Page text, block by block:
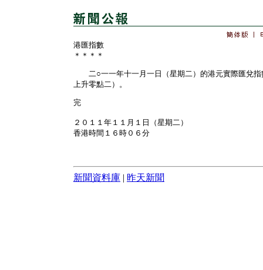
港匯指數
＊＊＊＊
二○一一年十一月一日（星期二）的港元實際匯兌指
上升零點二）。
完
２０１１年１１月１日（星期二）
香港時間１６時０６分
新聞資料庫 | 昨天新聞